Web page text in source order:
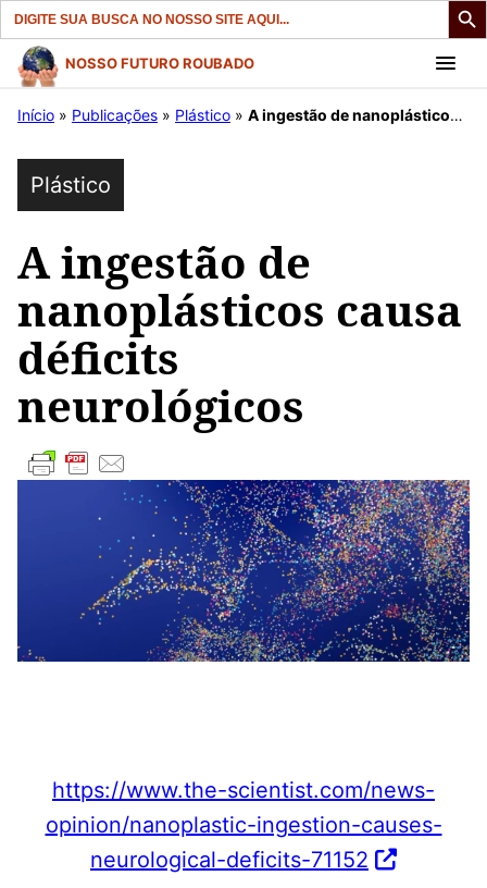
Search
for:
Pular
para
conteúdo
NOSSO FUTURO ROUBADO
Início » Publicações » Plástico » A ingestão de nanoplásticos causa déficits neurológicos
Plástico
A ingestão de
nanoplásticos causa
déficits
neurológicos
https://www.the-scientist.com/news-
opinion/nanoplastic-ingestion-causes-
neurological-deficits-71152